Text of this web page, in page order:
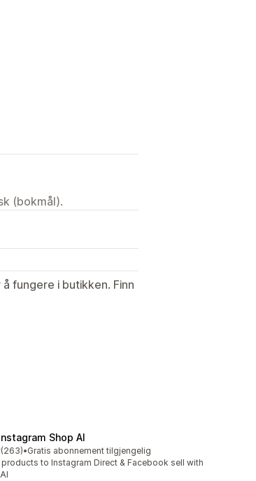
(bokmål).
fungere i butikken. Finn
Shop AI
5 stjerner
(263)
263 omtaler
•Gratis abonnement tilgjengelig
to Instagram Direct & Facebook sell with